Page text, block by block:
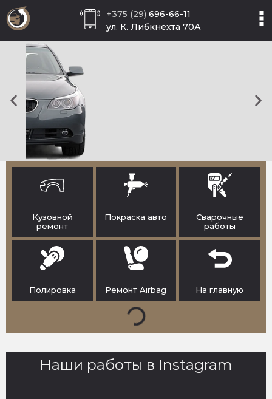
+375 (29) 696-66-11
ул. К. Либкнехта 70А
Кузовной
ремонт
Восстановление
Подробнее
Кузовной ремонт Renault в
Кузовной
ремонт
Покраска авто
Сварочные
работы
Полировка Ремонт Airbag На главную
Наши работы в Instagram